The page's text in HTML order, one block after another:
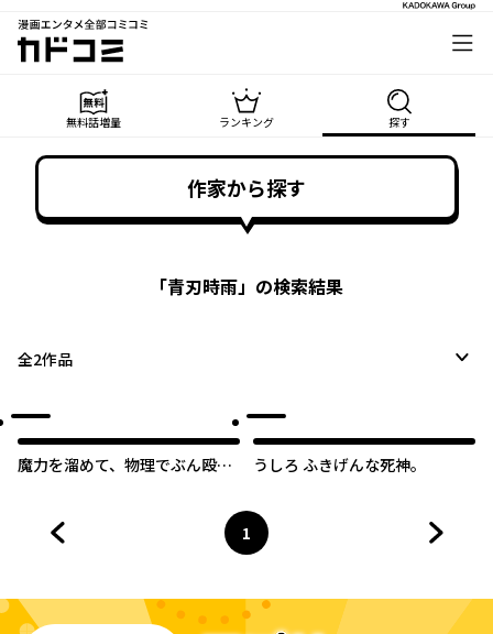
漫画エンタメ全部コミコミ
カドコミ
無料話増量 ランキング 探す
作家から探す
「青刃時雨」の検索結果
全2作品
魔力を溜めて、物理でぶん殴
れは、新たな可能性のはじまり
でした～
うしろ ふきげんな死神。
ページ
1
へ